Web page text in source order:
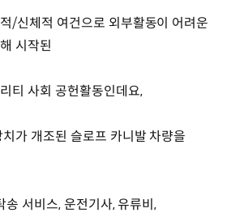
/신체적 여건으로 외부활동이 어려운
시작된
티 사회 공헌활동인데요,
가 개조된 슬로프 카니발 차량을
서비스, 운전기사, 유류비,